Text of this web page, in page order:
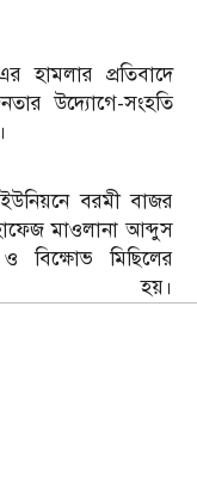
হামলার প্রতিবাদে
উদ্যোগে-সংহতি
বরমী বাজর
মাওলানা আব্দুস
বিক্ষোভ মিছিলের
হয়।